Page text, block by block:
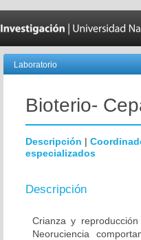
Laboratorio
Bioterio-
Descripción |
especializados
Descripción
Crianza y
Neoruciencia